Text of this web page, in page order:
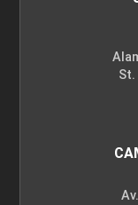
St.